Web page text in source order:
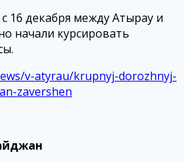
16 декабря между Атырау и
начали курсировать
v-atyrau/krupnyj-dorozhnyj-
zavershen